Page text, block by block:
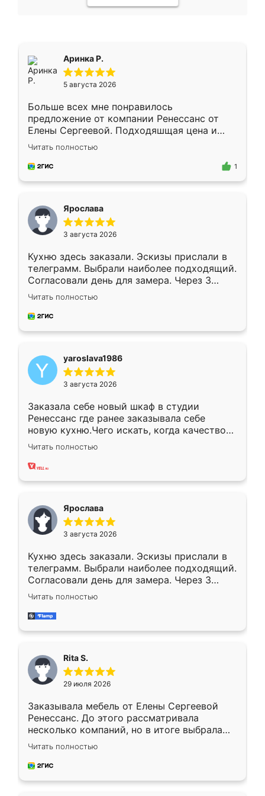
Аринка Р.
5 августа 2026
Больше всех мне понравилось
предложение от компании Ренессанс от
Елены Сергеевой. Подходяшщая цена и
короткие сроки изготовления. Приехавший
для замера сотрудник Владислав
предложил по моему эскизу самый
Читать полностью
1
Ярослава
3 августа 2026
Кухню здесь заказали. Эскизы прислали в
телеграмм. Выбрали наиболее подходящий.
Согласовали день для замера. Через 3
недели кухня была уже готова. Остались
довольны работой. Спасибо Ренессанс
мебель за качественную работу!
Читать полностью
yaroslava1986
3 августа 2026
Заказала себе новый шкаф в студии
Ренессанс где ранее заказывала себе
новую кухню.Чего искать, когда качеством
вполне довольна. Служит кухня уже почти
два года, нареканий нет.
Читать полностью
Ярослава
3 августа 2026
Кухню здесь заказали. Эскизы прислали в
телеграмм. Выбрали наиболее подходящий.
Согласовали день для замера. Через 3
недели кухня была уже готова. Остались
довольны работой. Спасибо Ренессанс
мебель за качественную работу!
Читать полностью
Rita S.
29 июля 2026
Заказывала мебель от Елены Сергеевой
Ренессанс. До этого рассматривала
несколько компаний, но в итоге выбрала
эту. Сначала обговорили условия, потом
приехал замерщик, всё спокойно объяснил
и снял размеры. Изготовили в срок, с
Читать полностью